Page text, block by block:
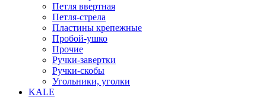
Петля ввертная
Петля-стрела
Пластины крепежные
Пробой-ушко
Прочие
Ручки-завертки
Ручки-скобы
Угольники, уголки
KALE